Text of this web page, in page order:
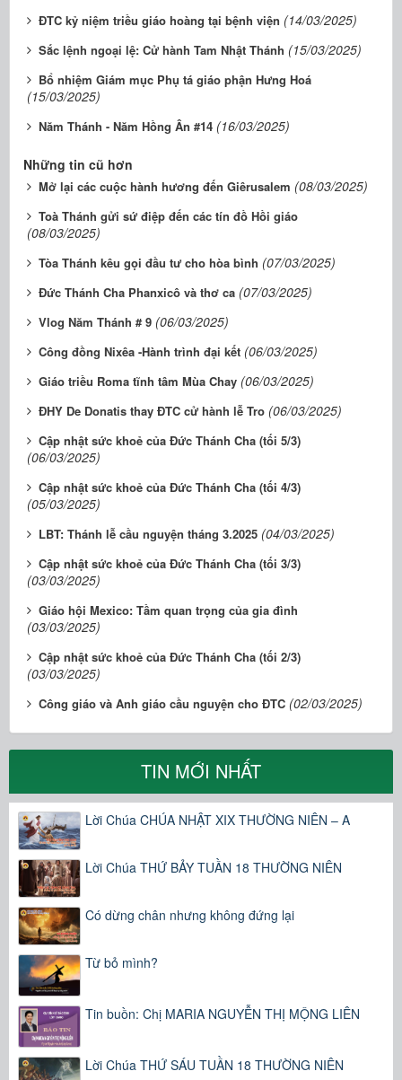
ĐTC kỷ niệm triều giáo hoàng tại bệnh viện (14/03/2025)
Sắc lệnh ngoại lệ: Cử hành Tam Nhật Thánh (15/03/2025)
Bổ nhiệm Giám mục Phụ tá giáo phận Hưng Hoá
(15/03/2025)
Năm Thánh - Năm Hồng Ân #14 (16/03/2025)
Những tin cũ hơn
Mở lại các cuộc hành hương đến Giêrusalem (08/03/2025)
Toà Thánh gửi sứ điệp đến các tín đồ Hồi giáo
(08/03/2025)
Tòa Thánh kêu gọi đầu tư cho hòa bình (07/03/2025)
Đức Thánh Cha Phanxicô và thơ ca (07/03/2025)
Vlog Năm Thánh # 9 (06/03/2025)
Công đồng Nixêa -Hành trình đại kết (06/03/2025)
Giáo triều Roma tĩnh tâm Mùa Chay (06/03/2025)
ĐHY De Donatis thay ĐTC cử hành lễ Tro (06/03/2025)
Cập nhật sức khoẻ của Đức Thánh Cha (tối 5/3)
(06/03/2025)
Cập nhật sức khoẻ của Đức Thánh Cha (tối 4/3)
(05/03/2025)
LBT: Thánh lễ cầu nguyện tháng 3.2025 (04/03/2025)
Cập nhật sức khoẻ của Đức Thánh Cha (tối 3/3)
(03/03/2025)
Giáo hội Mexico: Tầm quan trọng của gia đình
(03/03/2025)
Cập nhật sức khoẻ của Đức Thánh Cha (tối 2/3)
(03/03/2025)
Công giáo và Anh giáo cầu nguyện cho ĐTC (02/03/2025)
TIN MỚI NHẤT
Lời Chúa CHÚA NHẬT XIX THƯỜNG NIÊN – A
Lời Chúa THỨ BẢY TUẦN 18 THƯỜNG NIÊN
Có dừng chân nhưng không đứng lại
Từ bỏ mình?
Tin buồn: Chị MARIA NGUYỄN THỊ MỘNG LIÊN
Lời Chúa THỨ SÁU TUẦN 18 THƯỜNG NIÊN